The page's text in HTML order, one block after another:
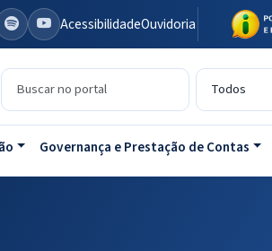
AcessibilidadeOuvidoria
Buscar no portal
Tipo de conteúdo
Governança e Prestação de Contas